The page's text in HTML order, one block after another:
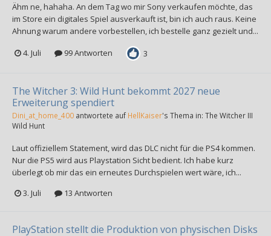
Ähm ne, hahaha. An dem Tag wo mir Sony verkaufen möchte, das
im Store ein digitales Spiel ausverkauft ist, bin ich auch raus. Keine
Ahnung warum andere vorbestellen, ich bestelle ganz gezielt und...
4. Juli 99 Antworten 3
The Witcher 3: Wild Hunt bekommt 2027 neue
Erweiterung spendiert
Dini_at_home_400 antwortete auf HellKaiser's Thema in: The Witcher III
Wild Hunt
Laut offiziellem Statement, wird das DLC nicht für die PS4 kommen.
Nur die PS5 wird aus Playstation Sicht bedient. Ich habe kurz
überlegt ob mir das ein erneutes Durchspielen wert wäre, ich...
3. Juli
13 Antworten
PlayStation stellt die Produktion von physischen Disks